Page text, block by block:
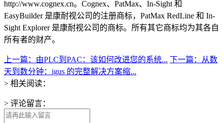
http://www.cognex.cn。Cognex、PatMax、In-Sight 和
EasyBuilder 是康耐视公司的注册商标，PatMax RedLine 和 In-
Sight Explorer 是康耐视公司的商标。所有其它商标均为其各自
所有者的财产。
上一篇：由PLC到PAC：该如何改进您的系统... 下一篇：从数
天到数分钟：igus 的完整解决方案缩...
> 相关阅读：
> 评论留言：